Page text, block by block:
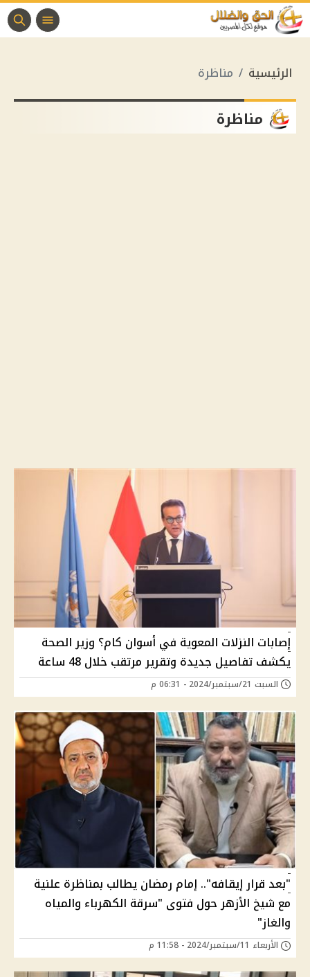
الرئيسية مناظرة
مناظرة
إصابات النزلات المعوية في أسوان كام؟ وزير الصحة
يكشف تفاصيل جديدة وتقرير مرتقب خلال 48 ساعة
السبت 21/سبتمبر/2024 - 06:31 م
"بعد قرار إيقافه".. إمام رمضان يطالب بمناظرة علنية
مع شيخ الأزهر حول فتوى "سرقة الكهرباء والمياه
والغاز"
الأربعاء 11/سبتمبر/2024 - 11:58 م